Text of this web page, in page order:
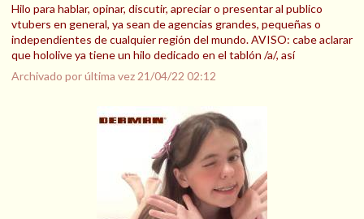
Hilo para hablar, opinar, discutir, apreciar o presentar al publico
vtubers en general, ya sean de agencias grandes, pequeñas o
independientes de cualquier región del mundo. AVISO: cabe aclarar
que hololive ya tiene un hilo dedicado en el tablón /a/, así
Archivado por última vez 21/04/22 02:12